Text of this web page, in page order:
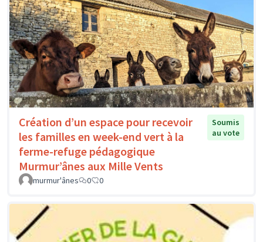
Création d’un espace pour recevoir
les familles en week-end vert à la
ferme-refuge pédagogique
Murmur’ânes aux Mille Vents
Soumis
au vote
murmur'ânes 0 0